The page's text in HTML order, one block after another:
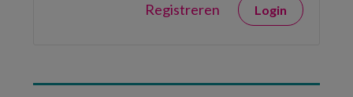
Registreren Login